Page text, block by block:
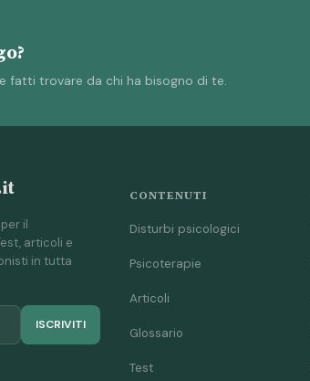
fatti trovare da chi ha bisogno di te.
il
articoli e
in tutta
ISCRIVITI
CONTENUTI
Disturbi psicologici
Psicoterapie
Articoli
Glossario
Test